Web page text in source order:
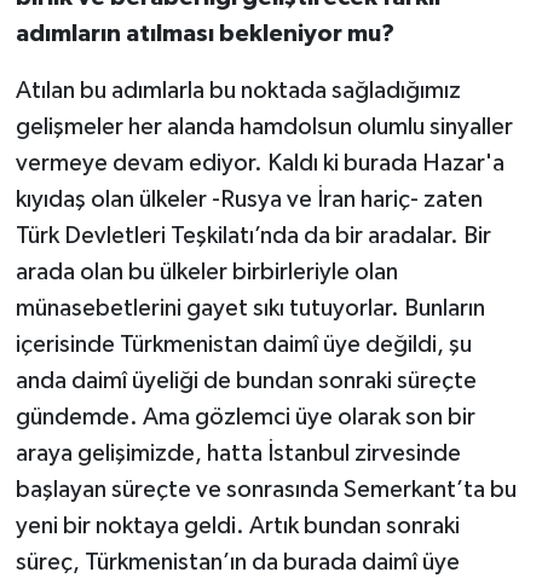
adımların atılması bekleniyor mu?
Atılan bu adımlarla bu noktada sağladığımız
gelişmeler her alanda hamdolsun olumlu sinyaller
vermeye devam ediyor. Kaldı ki burada Hazar'a
kıyıdaş olan ülkeler -Rusya ve İran hariç- zaten
Türk Devletleri Teşkilatı’nda da bir aradalar. Bir
arada olan bu ülkeler birbirleriyle olan
münasebetlerini gayet sıkı tutuyorlar. Bunların
içerisinde Türkmenistan daimî üye değildi, şu
anda daimî üyeliği de bundan sonraki süreçte
gündemde. Ama gözlemci üye olarak son bir
araya gelişimizde, hatta İstanbul zirvesinde
başlayan süreçte ve sonrasında Semerkant’ta bu
yeni bir noktaya geldi. Artık bundan sonraki
süreç, Türkmenistan’ın da burada daimî üye